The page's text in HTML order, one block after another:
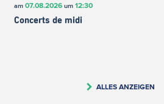
am 07.08.2026um 12:30
Concerts de midi
ALLES ANZEIGEN